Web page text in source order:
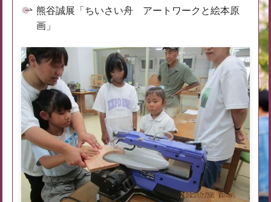
熊谷誠展「ちいさい舟 アートワークと絵本原
画」